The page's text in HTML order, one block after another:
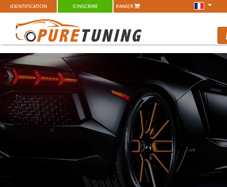
IDENTIFICATION S'INSCRIRE PANIER